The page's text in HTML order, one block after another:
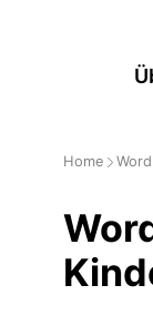
Home Word